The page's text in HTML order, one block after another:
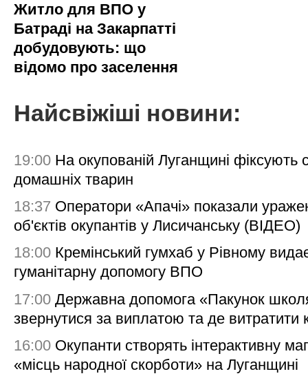
Житло для ВПО у
Батраді на Закарпатті
добудовують: що
відомо про заселення
Найсвіжіші новини:
19:00 На окупованій Луганщині фіксують
домашніх тварин
18:37 Оператори «Апачі» показали
об'єктів окупантів у Лисичанську (ВІДЕО)
18:00 Кремінський гумхаб у Рівному
гуманітарну допомогу ВПО
17:00 Державна допомога «Пакунок
звернутися за виплатою та де витратити
16:00 Окупанти створять інтерактивну
«місць народної скорботи» на Луганщині